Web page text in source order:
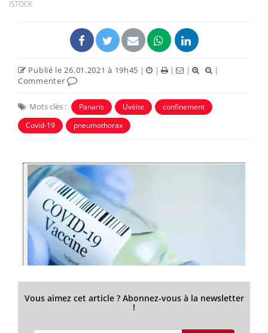
ISTOCK
Publié le 26.01.2021 à 19h45 | | | |
|
Commenter
Mots clés : Panaris Uvéite
confinement
Covid-19
pneumothorax
Vous aimez cet article ? Abonnez-vous à la newsletter
!